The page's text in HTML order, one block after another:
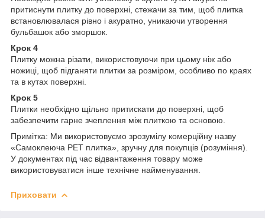
притиснути плитку до поверхні, стежачи за тим, щоб плитка
встановлювалася рівно і акуратно, уникаючи утворення
бульбашок або зморшок.
Крок 4
Плитку можна різати, використовуючи при цьому ніж або
ножиці, щоб підганяти плитки за розміром, особливо по краях
та в кутах поверхні.
Крок 5
Плитки необхідно щільно притискати до поверхні, щоб
забезпечити гарне зчеплення між плиткою та основою.
Примітка: Ми використовуємо зрозумілу комерційну назву
«Самоклеюча PET плитка», зручну для покупців (розуміння).
У документах під час відвантаження товару може
використовуватися інше технічне найменування.
Приховати